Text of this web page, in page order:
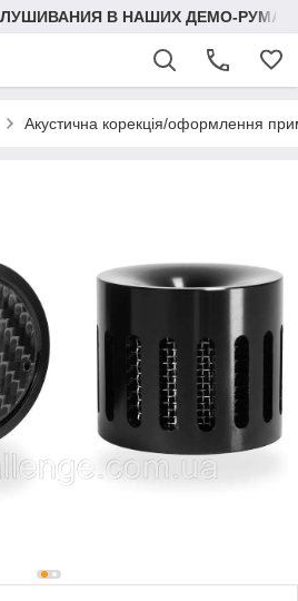
В НАШИХ ДЕМО-РУМАХ
Акустична корекція/оформлення